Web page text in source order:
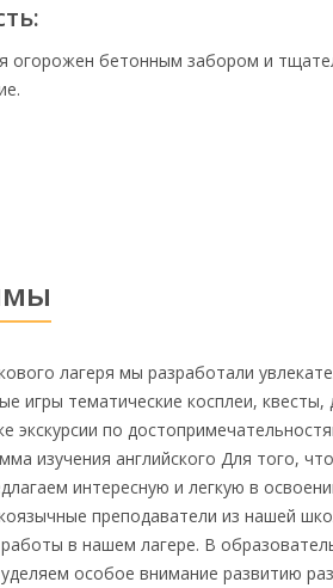
огорожен бетонным забором и
лагеря мы разработали
игры тематические косплеи,
экскурсии по
изучения английского Для того,
интересную и легкую в
преподаватели из нашей
в нашем лагере. В
особое внимание развитию